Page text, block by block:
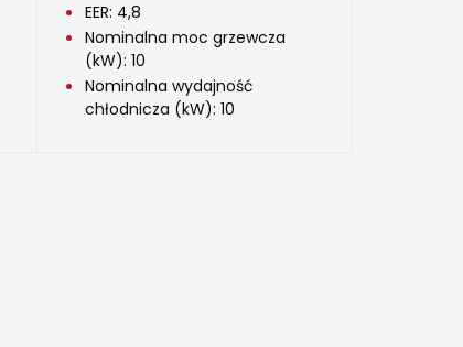
EER: 4,8
Nominalna moc grzewcza
(kW): 10
Nominalna wydajność
chłodnicza (kW): 10